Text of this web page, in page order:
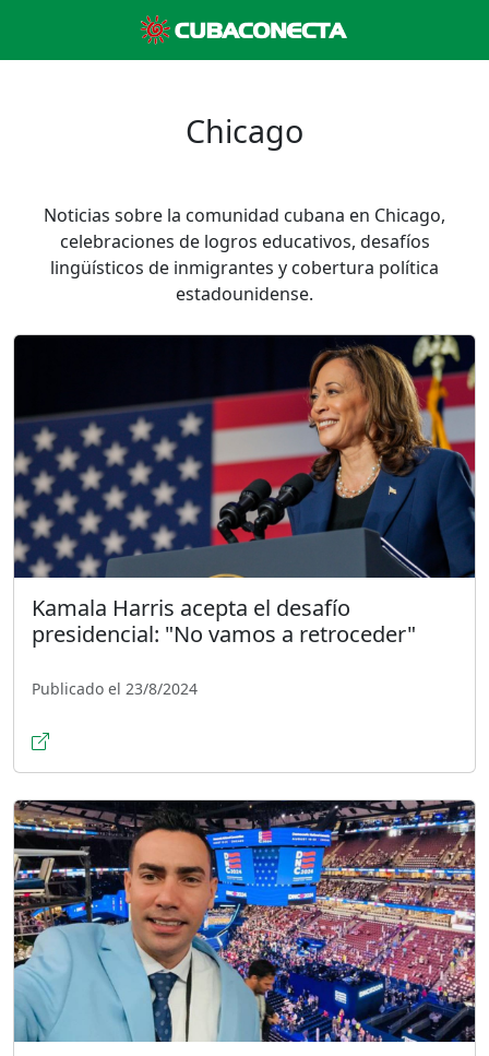
Chicago
Noticias sobre la comunidad cubana en Chicago,
celebraciones de logros educativos, desafíos
lingüísticos de inmigrantes y cobertura política
estadounidense.
Kamala Harris acepta el desafío
presidencial: "No vamos a retroceder"
Publicado el 23/8/2024